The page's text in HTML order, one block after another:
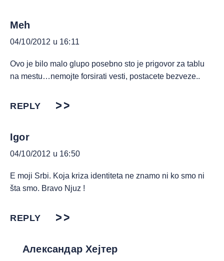
Meh
04/10/2012 u 16:11
Ovo je bilo malo glupo posebno sto je prigovor za tablu
na mestu…nemojte forsirati vesti, postacete bezveze..
REPLY
Igor
04/10/2012 u 16:50
E moji Srbi. Koja kriza identiteta ne znamo ni ko smo ni
šta smo. Bravo Njuz !
REPLY
Александар Хејтер